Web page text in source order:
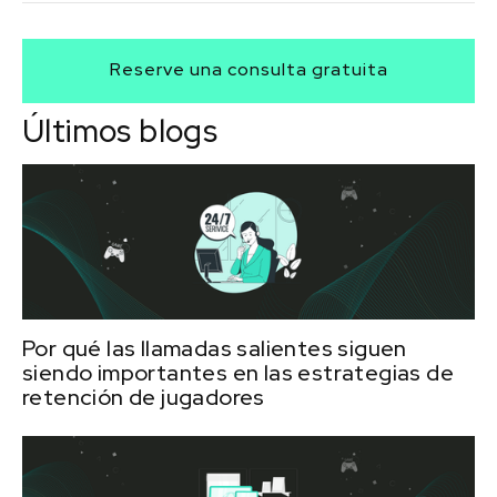
herramientas de BI internas son esenciales para un
seguimiento y una elaboración de informes precisos.
Reserve una consulta gratuita
Últimos blogs
Por qué las llamadas salientes siguen
siendo importantes en las estrategias de
retención de jugadores